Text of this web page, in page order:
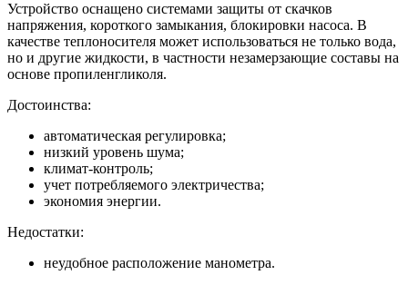
Устройство оснащено системами защиты от скачков
напряжения, короткого замыкания, блокировки насоса. В
качестве теплоносителя может использоваться не только вода,
но и другие жидкости, в частности незамерзающие составы на
основе пропиленгликоля.
Достоинства:
автоматическая регулировка;
низкий уровень шума;
климат-контроль;
учет потребляемого электричества;
экономия энергии.
Недостатки:
неудобное расположение манометра.